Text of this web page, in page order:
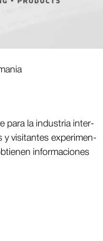
para la in­dus­tria in­ter­
y visi­tan­tes ex­pe­ri­men­
in­for­ma­cio­nes